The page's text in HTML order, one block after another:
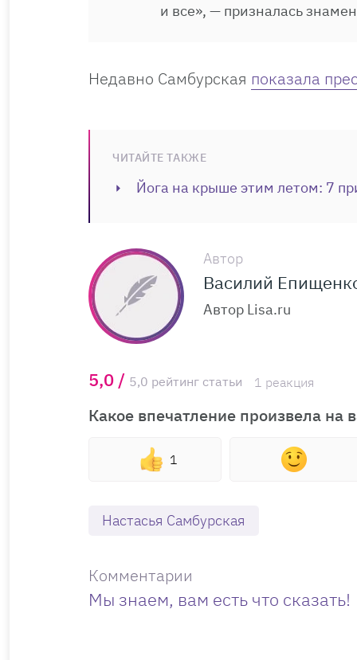
и все», — призналась
Недавно Самбурская показала
ЧИТАЙТЕ ТАКЖЕ
Йога на крыше этим летом: 7
Автор
Василий
Автор Lisa.ru
5,0 / 5,0 рейтинг статьи 1 реакция
Какое впечатление произвела на
1
Настасья Самбурская
Комментарии
Мы знаем, вам есть что сказать!